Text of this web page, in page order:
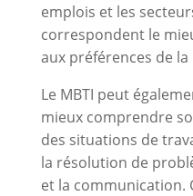
emplois et les
correspondent le
aux préférences de
Le MBTI peut
mieux comprendre
des situations de
la résolution de
et la communication.